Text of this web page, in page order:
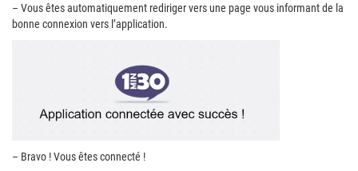
– Vous êtes automatiquement rediriger vers une page vous informant de la
bonne connexion vers l’application.
– Bravo ! Vous êtes connecté !